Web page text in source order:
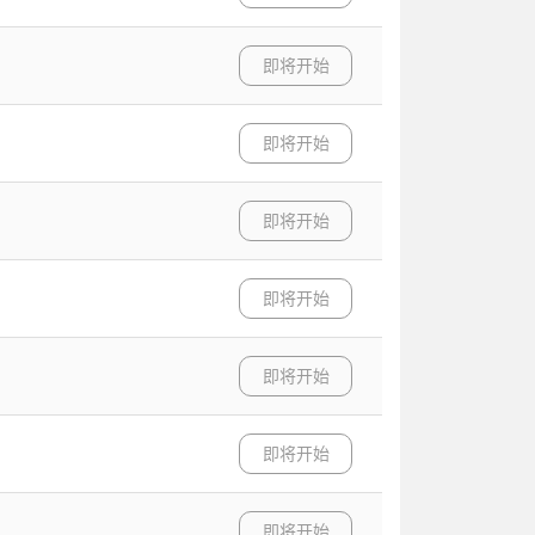
即将开始
即将开始
即将开始
即将开始
即将开始
即将开始
即将开始